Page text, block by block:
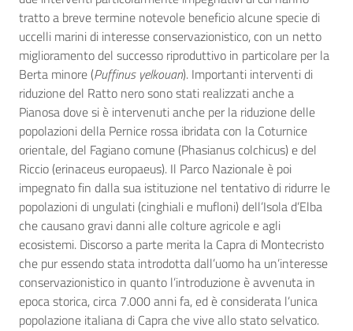
tratto a breve termine notevole beneficio alcune specie di
uccelli marini di interesse conservazionistico, con un netto
miglioramento del successo riproduttivo in particolare per la
Berta minore (Puffinus yelkouan). Importanti interventi di
riduzione del Ratto nero sono stati realizzati anche a
Pianosa dove si è intervenuti anche per la riduzione delle
popolazioni della Pernice rossa ibridata con la Coturnice
orientale, del Fagiano comune (Phasianus colchicus) e del
Riccio (erinaceus europaeus). Il Parco Nazionale è poi
impegnato fin dalla sua istituzione nel tentativo di ridurre le
popolazioni di ungulati (cinghiali e mufloni) dell’Isola d’Elba
che causano gravi danni alle colture agricole e agli
ecosistemi. Discorso a parte merita la Capra di Montecristo
che pur essendo stata introdotta dall’uomo ha un’interesse
conservazionistico in quanto l’introduzione è avvenuta in
epoca storica, circa 7.000 anni fa, ed è considerata l’unica
popolazione italiana di Capra che vive allo stato selvatico.